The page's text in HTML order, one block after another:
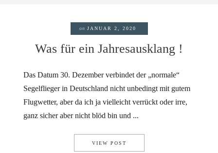
on JANUAR 2, 2020
Was für ein Jahresausklang !
Das Datum 30. Dezember verbindet der „normale“
Segelflieger in Deutschland nicht unbedingt mit gutem
Flugwetter, aber da ich ja vielleicht verrückt oder irre,
ganz sicher aber nicht blöd bin und ...
VIEW POST